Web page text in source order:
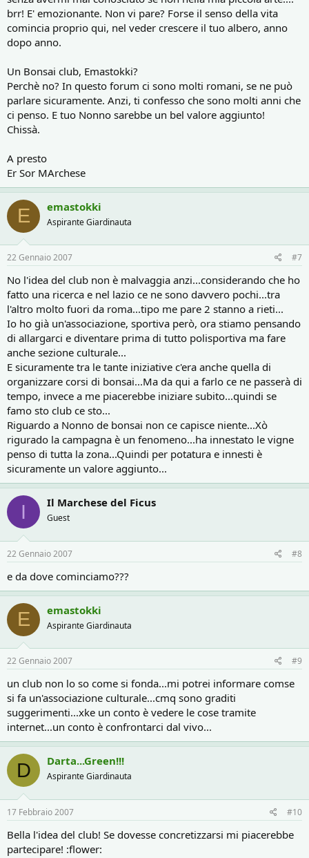
brr! E' emozionante. Non vi pare? Forse il senso della vita
comincia proprio qui, nel veder crescere il tuo albero, anno
dopo anno.
Un Bonsai club, Emastokki?
Perchè no? In questo forum ci sono molti romani, se ne può
parlare sicuramente. Anzi, ti confesso che sono molti anni che
ci penso. E tuo Nonno sarebbe un bel valore aggiunto!
Chissà.
A presto
Er Sor MArchese
E emastokki
Aspirante Giardinauta
22 Gennaio 2007 #7
No l'idea del club non è malvaggia anzi...considerando che ho
fatto una ricerca e nel lazio ce ne sono davvero pochi...tra
l'altro molto fuori da roma...tipo me pare 2 stanno a rieti...
Io ho già un'associazione, sportiva però, ora stiamo pensando
di allargarci e diventare prima di tutto polisportiva ma fare
anche sezione culturale...
E sicuramente tra le tante iniziative c'era anche quella di
organizzare corsi di bonsai...Ma da qui a farlo ce ne passerà di
tempo, invece a me piacerebbe iniziare subito...quindi se
famo sto club ce sto...
Riguardo a Nonno de bonsai non ce capisce niente...Xò
rigurado la campagna è un fenomeno...ha innestato le vigne
penso di tutta la zona...Quindi per potatura e innesti è
sicuramente un valore aggiunto...
I Il Marchese del Ficus
Guest
22 Gennaio 2007 #8
e da dove cominciamo???
E emastokki
Aspirante Giardinauta
22 Gennaio 2007 #9
un club non lo so come si fonda...mi potrei informare comse
si fa un'associazione culturale...cmq sono graditi
suggerimenti...xke un conto è vedere le cose tramite
internet...un conto è confrontarci dal vivo...
D Darta...Green!!!
Aspirante Giardinauta
17 Febbraio 2007 #10
Bella l'idea del club! Se dovesse concretizzarsi mi piacerebbe
partecipare! :flower: